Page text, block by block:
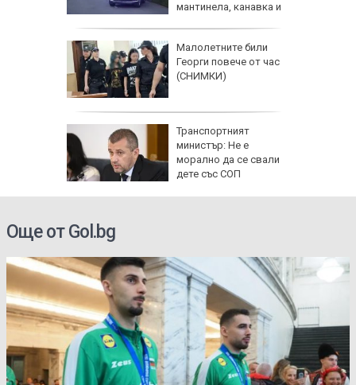
мантинела, канавка и
Малолетните били
Георги повече от час
(СНИМКИ)
Транспортният
министър: Не е
морално да се свали
дете със СОП
Още от Gol.bg